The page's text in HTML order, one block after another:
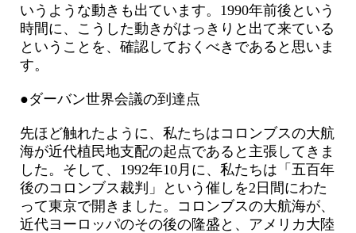
いうような動きも出ています。1990年前後という
時間に、こうした動きがはっきりと出て来ている
ということを、確認しておくべきであると思いま
す。
●ダーバン世界会議の到達点
先ほど触れたように、私たちはコロンブスの大航
海が近代植民地支配の起点であると主張してきま
した。そして、1992年10月に、私たちは「五百年
後のコロンブス裁判」という催しを2日間にわた
って東京で開きました。コロンブスの大航海が、
近代ヨーロッパのその後の隆盛と、アメリカ大陸